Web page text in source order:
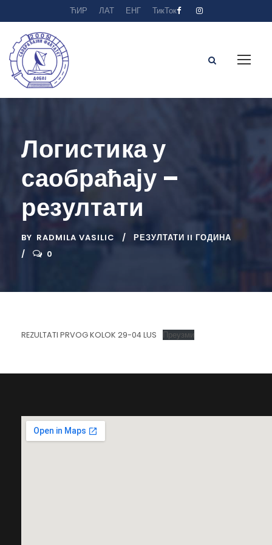
ЋИР ЛАТ ЕНГ ТикТок
Логистика у
саобраћају –
резултати
BY RADMILA VASILIC
РЕЗУЛТАТИ II ГОДИНА
0
REZULTATI PRVOG KOLOK 29-04 LUS Преузми